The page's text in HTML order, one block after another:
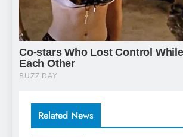
Related News